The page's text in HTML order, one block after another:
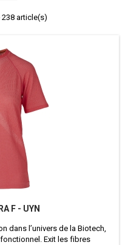
article(s)
F - UYN
dans l’univers de la Biotech,
Exit les fibres